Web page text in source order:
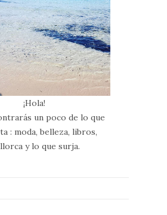
¡Hola!
un poco de lo que
: moda, belleza, libros,
y lo que surja.